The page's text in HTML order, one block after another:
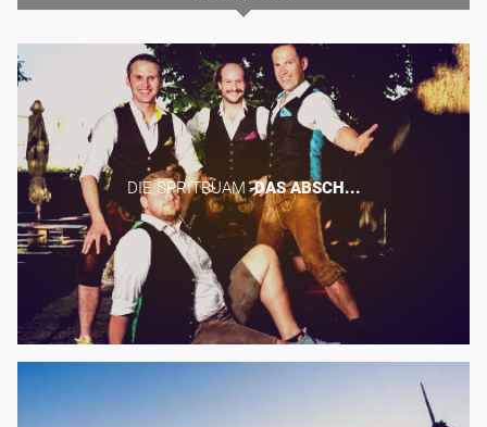
DIE SPRITBUAM -​DAS ABSCH...